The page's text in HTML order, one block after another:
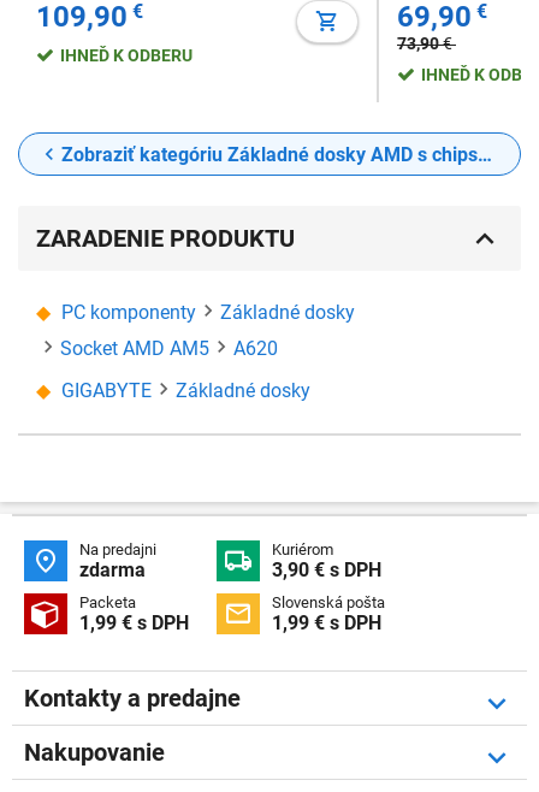
RAID, RGB
109,90 €
IHNEĎ K ODBERU
69,90 €
73,90€
IHNEĎ K
Zobraziť kategóriu Základné dosky AMD s chipsetom A620
ZARADENIE PRODUKTU
PC komponenty
Základné dosky
Socket AMD AM5
A620
GIGABYTE
Základné dosky
 Na predajni
zdarma  Kuriérom
3,90 € s DPH
 Packeta
1,99 € s DPH  Slovenská pošta
1,99 € s DPH
Kontakty a predajne
Nakupovanie